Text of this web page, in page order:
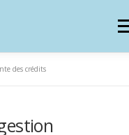
des crédits